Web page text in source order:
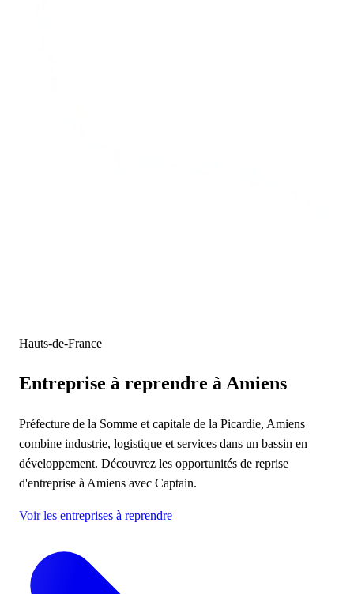
Hauts-de-France
Entreprise à reprendre à Amiens
Préfecture de la Somme et capitale de la Picardie, Amiens
combine industrie, logistique et services dans un bassin en
développement. Découvrez les opportunités de reprise
d'entreprise à Amiens avec Captain.
Voir les entreprises à reprendre